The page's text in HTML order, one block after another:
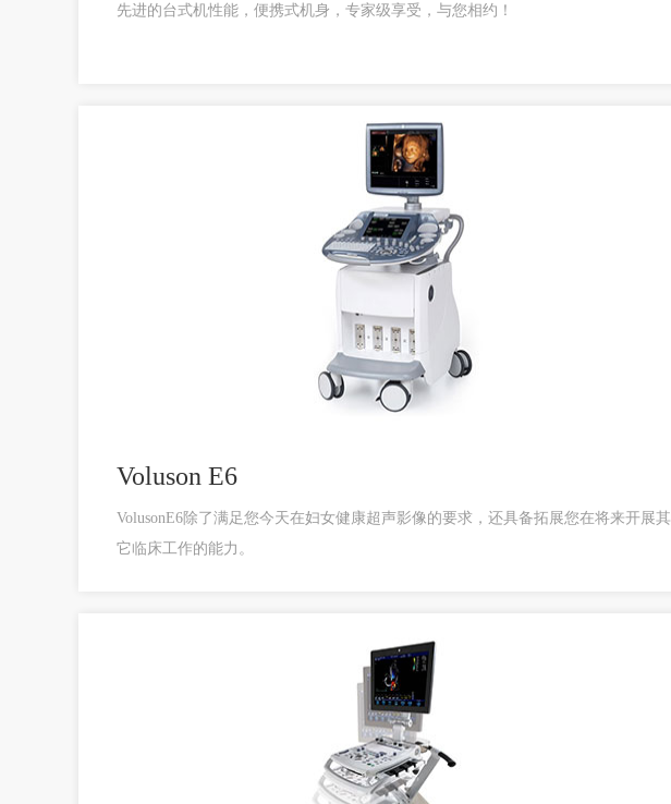
先进的台式机性能，便携式机身，专家级享受，与您相约！
Voluson E6
VolusonE6除了满足您今天在妇女健康超声影像的要求，还具备拓展您在将来开展其
它临床工作的能力。